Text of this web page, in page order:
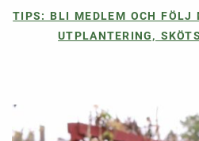
TIPS: BLI MEDLEM OCH FÖLJ
UTPLANTERING,